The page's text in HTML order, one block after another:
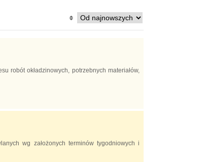
robót okładzinowych, potrzebnych materiałów,
wg założonych terminów tygodniowych i